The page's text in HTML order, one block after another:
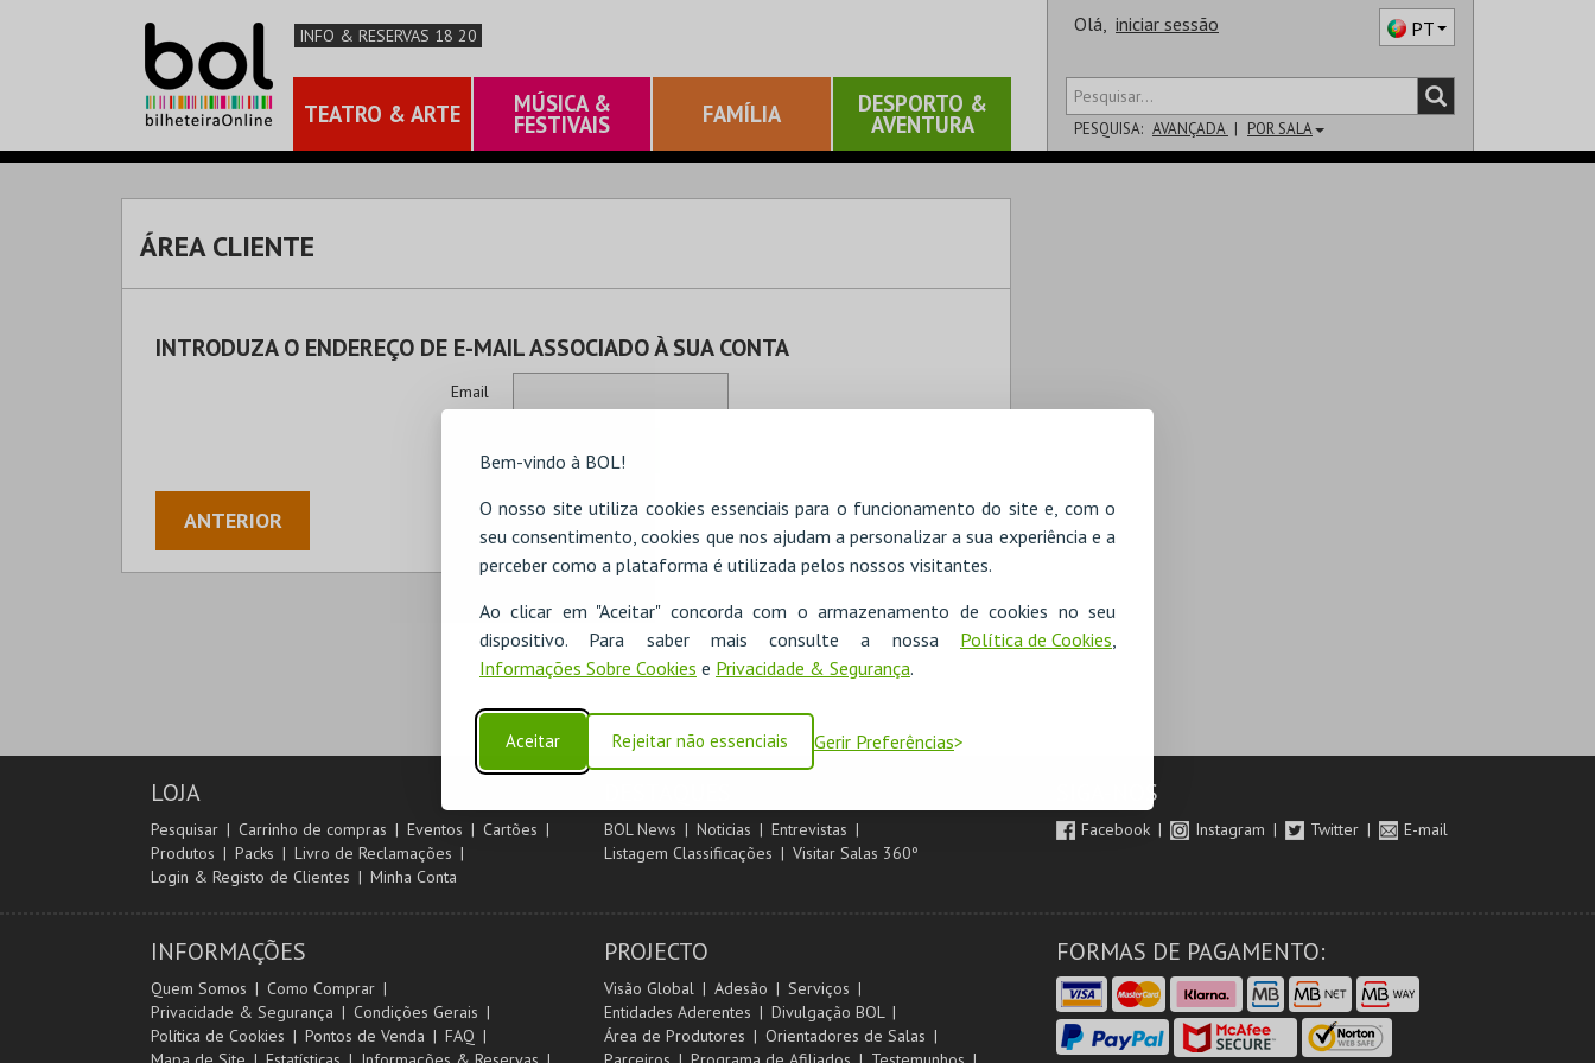
Bem-vindo à BOL!
O nosso site utiliza cookies essenciais para o funcionamento do site e, com o
seu consentimento, cookies que nos ajudam a personalizar a sua experiência e a
perceber como a plataforma é utilizada pelos nossos visitantes.
Ao clicar em "Aceitar" concorda com o armazenamento de cookies no seu
dispositivo. Para saber mais consulte a nossa Política de Cookies
Informações Sobre Cookies e Privacidade & Segurança.
Aceitar Rejeitar não essenciais Gerir Preferências
INFO & RESERVAS 18 20
TEATRO & ARTE MÚSICA &
FESTIVAIS FAMÍLIA DESPORTO &
AVENTURA
Olá, iniciar sessão PT
PESQUISA: AVANÇADA POR SALA
ÁREA CLIENTE
INTRODUZA O ENDEREÇO DE E-MAIL ASSOCIADO À SUA CONTA
Email
ANTERIOR
LOJA
Pesquisar Carrinho de compras Eventos
Cartões
Produtos
Packs
Livro de Reclamações
Login & Registo de Clientes
Minha Conta
BOL News Noticias
Entrevistas
Listagem Classificações
Visitar Salas 360º
SIGA-NOS
Facebook Instagram Twitter E-mail
INFORMAÇÕES
Quem Somos
Como Comprar
Privacidade & Segurança
Condições Gerais
Política de Cookies
Pontos de Venda
FAQ
PROJECTO
Visão Global Adesão
Serviços
Entidades Aderentes
Divulgação BOL
Área de Produtores
Orientadores de Salas
FORMAS DE PAGAMENTO: